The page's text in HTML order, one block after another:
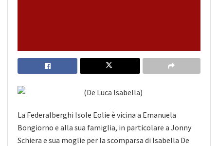
La Federalberghi Isole Eolie è vicina a Emanuela
Bongiorno e alla sua famiglia, in particolare a Jonny
Schiera e sua moglie per la scomparsa di Isabella De